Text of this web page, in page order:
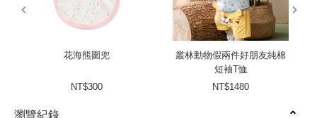
花海熊圍兜
NT$300
叢林動物假兩件好朋友純棉
短袖T恤
NT$1480
瀏覽紀錄